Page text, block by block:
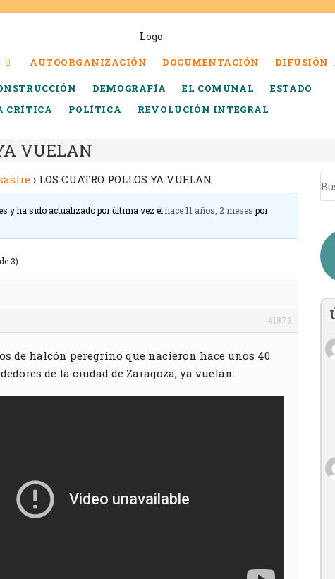
AUTOORGANIZACIÓN DOCUMENTACIÓN DIFUSIÓN
DEMOGRAFÍA EL COMUNAL
ESTADO
CRÍTICA POLÍTICA
REVOLUCIÓN INTEGRAL
VUELAN
› LOS CUATRO POLLOS YA VUELAN
y ha sido actualizado por última vez el hace 11 años, 2 mesespor
3)
#1873
de halcón peregrino que nacieron hace unos 40
de la ciudad de Zaragoza, ya vuelan: